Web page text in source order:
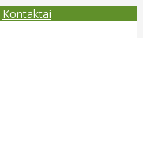
Kontaktai